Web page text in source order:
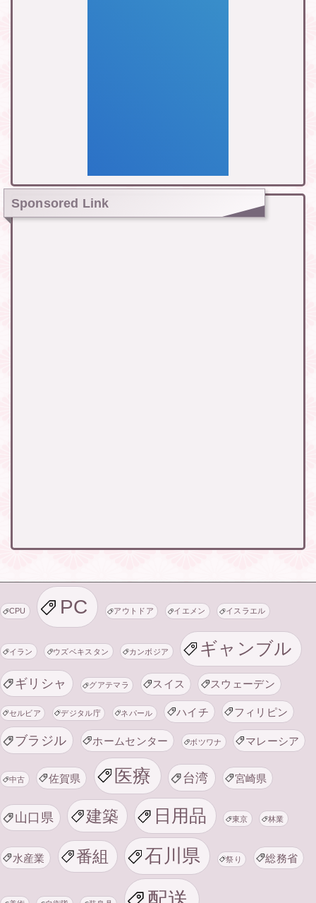
Sponsored Link
CPU PC アウトドア イエメン イスラエル
イラン ウズベキスタン カンボジア ギャンブル
ギリシャ グアテマラ スイス スウェーデン
セルビア デジタル庁 ネパール ハイチ フィリピン
ブラジル ホームセンター ボツワナ マレーシア
中古 佐賀県 医療 台湾 宮崎県
山口県 建築 日用品 東京 林業
水産業 番組 石川県 祭り 総務省